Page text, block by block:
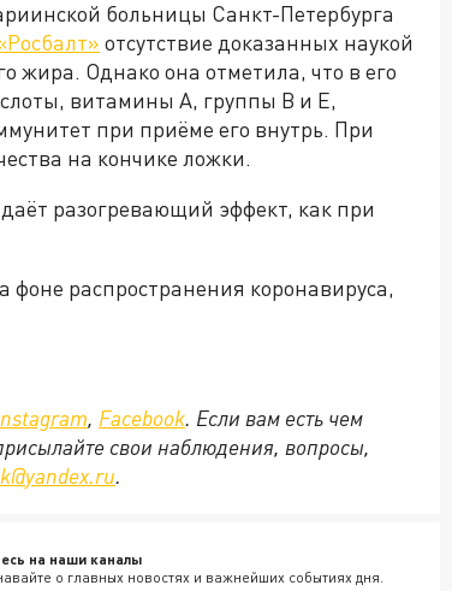
больницы Санкт-Петербурга
отсутствие доказанных наукой
жира. Однако она отметила, что в его
витамины А, группы В и Е,
при приёме его внутрь. При
на кончике ложки.
разогревающий эффект, как при
фоне распространения коронавируса,
, Facebook. Если вам есть чем
свои наблюдения, вопросы,
@yandex.ru.
на наши каналы
о главных новостях и важнейших событиях дня.